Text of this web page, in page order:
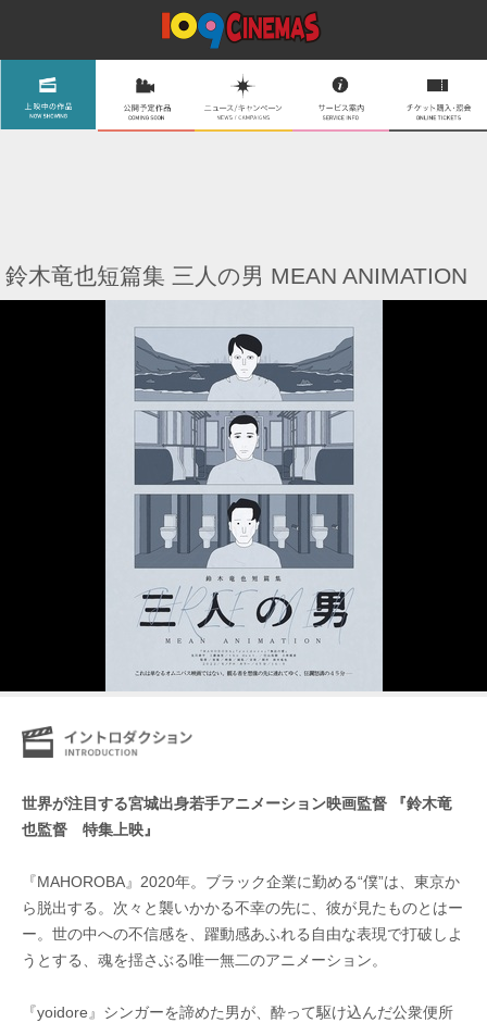
鈴木竜也短篇集 三人の男 MEAN ANIMATION
世界が注目する宮城出身若手アニメーション映画監督 『鈴木竜
也監督 特集上映』
『MAHOROBA』2020年。ブラック企業に勤める“僕”は、東京か
ら脱出する。次々と襲いかかる不幸の先に、彼が見たものとはー
ー。世の中への不信感を、躍動感あふれる自由な表現で打破しよ
うとする、魂を揺さぶる唯一無二のアニメーション。
『yoidore』シンガーを諦めた男が、酔って駆け込んだ公衆便所